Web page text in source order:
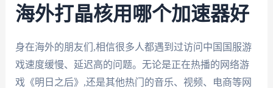
海外打晶核用哪个加速器好
身在海外的朋友们,相信很多人都遇到过访问中国国服游
戏速度缓慢、延迟高的问题。无论是正在热播的网络游
戏《明日之后》,还是其他热门的音乐、视频、电商等网